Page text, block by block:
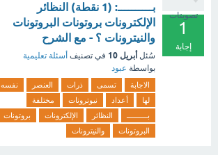
تصويتات
1
إجابة
بــــــــــ: (1 نقطة) النظائر
الإلكترونات بروتونات البروتونات
والنيترونات ؟ - مع الشرح
سُئل أبريل 10 في تصنيف أسئلة تعليمية
بواسطة عبود
الاجابة تسمى ذرات العنصر
نفسه
لها
أعداد نيوترونات
مختلفة
بــــــــــ
النظائر الإلكترونات
بروتونات
البروتونات
والنيترونات